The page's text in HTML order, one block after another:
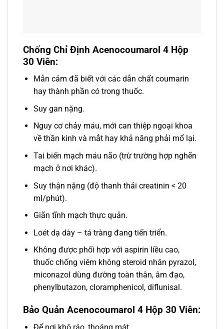
Chống Chỉ Định Acenocoumarol 4 Hộp
30 Viên:
Mẫn cảm đã biết với các dẫn chất coumarin
hay thành phần có trong thuốc.
Suy gan nặng.
Nguy cơ chảy máu, mới can thiệp ngoại khoa
về thần kinh và mắt hay khả năng phải mổ lại.
Tai biến mạch máu não (trừ trường hợp nghẽn
mạch ở nơi khác).
Suy thận nặng (độ thanh thải creatinin < 20
ml/phút).
Giãn tĩnh mạch thực quản.
Loét dạ dày – tá tràng đang tiến triển.
Không được phối hợp với aspirin liều cao,
thuốc chống viêm không steroid nhân pyrazol,
miconazol dùng đường toàn thân, âm đạo,
phenylbutazon, cloramphenicol, diflunisal.
Bảo Quản Acenocoumarol 4 Hộp 30 Viên: